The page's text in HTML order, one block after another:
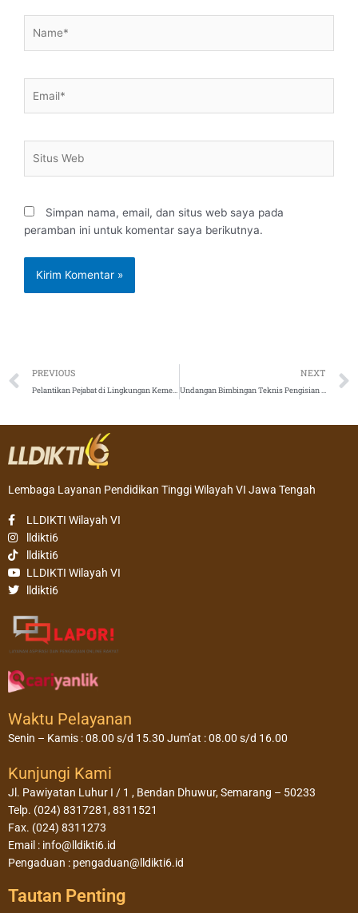
Web
Simpan nama, email, dan situs web saya pada
peramban ini untuk komentar saya berikutnya.
Prev
PREVIOUS
Pelantikan Pejabat di Lingkungan Kementerian Pendidikan dan Kebudayaan serta Kepala dan Sekretaris LLDIKTI Seluruh Indonesia
NEXT
Undangan Bimbingan Teknis Pengisian Data Sarana Prasarana Sumber Hibah PP-PTS bagi Perguruan Tinggi Swasta Lembaga Layanan Pendidikan Tinggi Wilayah VI Tahun 2020
Lembaga Layanan Pendidikan Tinggi Wilayah VI Jawa Tengah
LLDIKTI Wilayah VI
lldikti6
lldikti6
LLDIKTI Wilayah VI
lldikti6
Waktu Pelayanan
Senin – Kamis : 08.00 s/d 15.30 Jum’at : 08.00 s/d 16.00
Kunjungi Kami
Jl. Pawiyatan Luhur I / 1 , Bendan Dhuwur, Semarang – 50233
Telp. (024) 8317281, 8311521
Fax. (024) 8311273
Email : info@lldikti6.id
Pengaduan : pengaduan@lldikti6.id
Tautan Penting